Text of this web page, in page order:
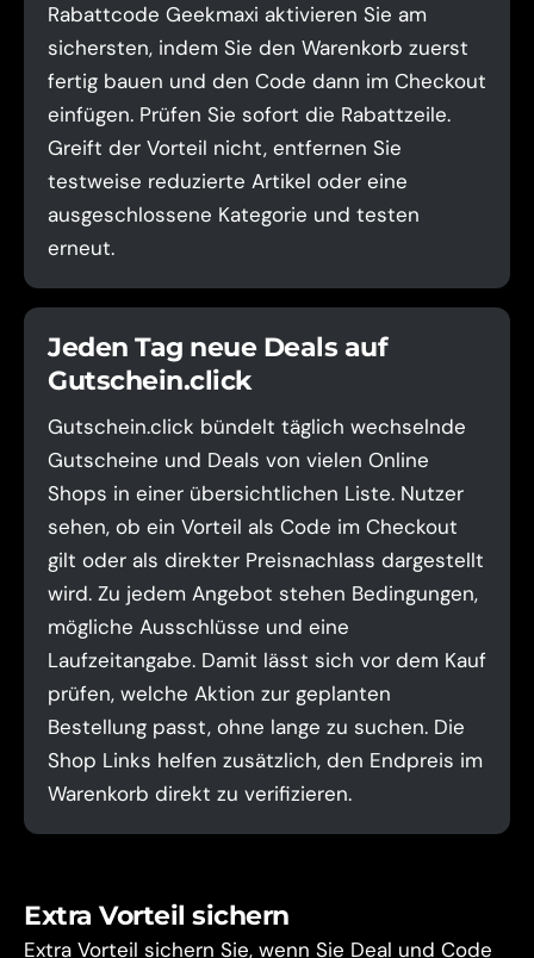
Rabattcode Geekmaxi aktivieren Sie am
sichersten, indem Sie den Warenkorb zuerst
fertig bauen und den Code dann im Checkout
einfügen. Prüfen Sie sofort die Rabattzeile.
Greift der Vorteil nicht, entfernen Sie
testweise reduzierte Artikel oder eine
ausgeschlossene Kategorie und testen
erneut.
Jeden Tag neue Deals auf
Gutschein.click
Gutschein.click bündelt täglich wechselnde
Gutscheine und Deals von vielen Online
Shops in einer übersichtlichen Liste. Nutzer
sehen, ob ein Vorteil als Code im Checkout
gilt oder als direkter Preisnachlass dargestellt
wird. Zu jedem Angebot stehen Bedingungen,
mögliche Ausschlüsse und eine
Laufzeitangabe. Damit lässt sich vor dem Kauf
prüfen, welche Aktion zur geplanten
Bestellung passt, ohne lange zu suchen. Die
Shop Links helfen zusätzlich, den Endpreis im
Warenkorb direkt zu verifizieren.
Extra Vorteil sichern
Extra Vorteil sichern Sie, wenn Sie Deal und Code